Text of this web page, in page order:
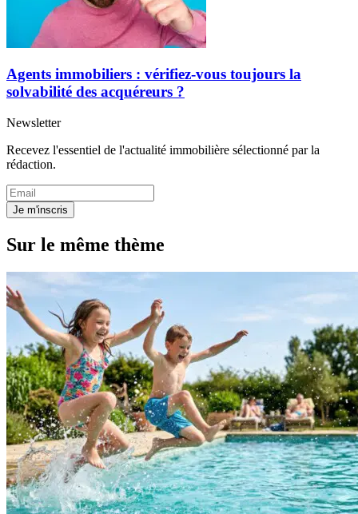
Agents immobiliers : vérifiez-vous toujours la
solvabilité des acquéreurs ?
Newsletter
Recevez l'essentiel de l'actualité immobilière sélectionné par la
rédaction.
Je m'inscris
Sur le même thème